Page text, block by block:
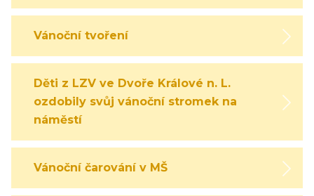
Vánoční tvoření
Děti z LZV ve Dvoře Králové n. L.
ozdobily svůj vánoční stromek na
náměstí
Vánoční čarování v MŠ